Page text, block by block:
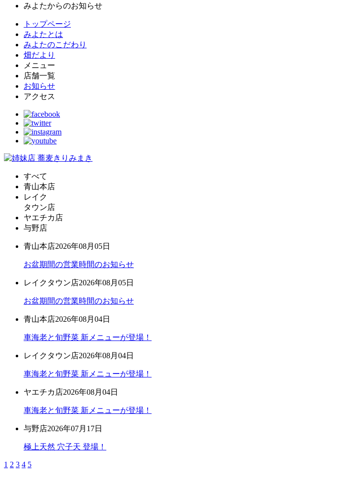
みよたからのお知らせ
トップページ
みよたとは
みよたのこだわり
畑だより
メニュー
店舗一覧
お知らせ
アクセス
すべて
青山本店
レイク
タウン店
ヤエチカ店
与野店
青山本店2026年08月05日
お盆期間の営業時間のお知らせ
レイクタウン店2026年08月05日
お盆期間の営業時間のお知らせ
青山本店2026年08月04日
車海老と旬野菜 新メニューが登場！
レイクタウン店2026年08月04日
車海老と旬野菜 新メニューが登場！
ヤエチカ店2026年08月04日
車海老と旬野菜 新メニューが登場！
与野店2026年07月17日
極上天然 穴子天 登場！
1 2 3 4 5